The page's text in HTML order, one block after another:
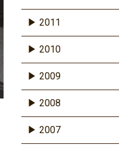
2011
2010
2009
2008
2007